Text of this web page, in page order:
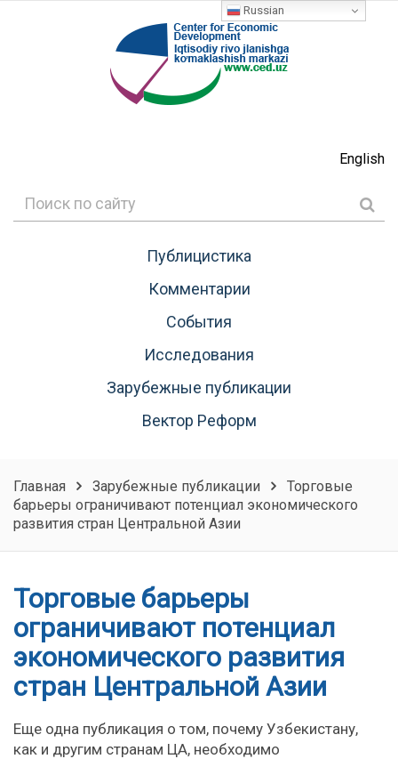
English
Публицистика
Комментарии
События
Исследования
Зарубежные публикации
Вектор Реформ
Главная Зарубежные публикации
Торговые
барьеры ограничивают потенциал экономического
развития стран Центральной Азии
Торговые барьеры
ограничивают потенциал
экономического развития
стран Центральной Азии
Еще одна публикация о том, почему Узбекистану,
как и другим странам ЦА, необходимо
Russian